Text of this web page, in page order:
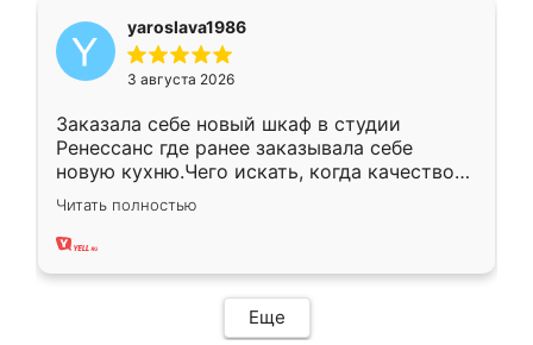
yaroslava1986
3 августа 2026
Заказала себе новый шкаф в студии
Ренессанс где ранее заказывала себе
новую кухню.Чего искать, когда качеством
вполне довольна. Служит кухня уже почти
два года, нареканий нет.
Читать полностью
Еще